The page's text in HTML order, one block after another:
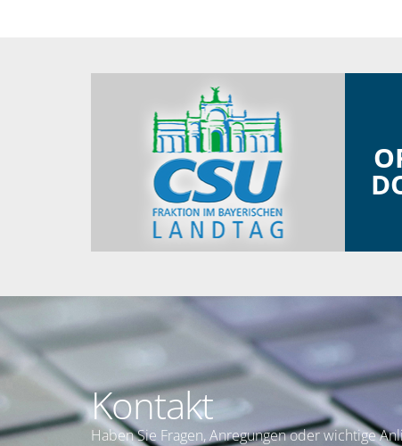
Kontakt
Haben Sie Fragen, Anregungen oder wichtige